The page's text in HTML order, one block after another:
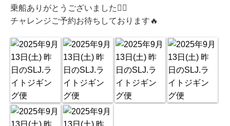
乗船ありがとうございました🙇‍♂️
チャレンジご予約お待ちしております🔥